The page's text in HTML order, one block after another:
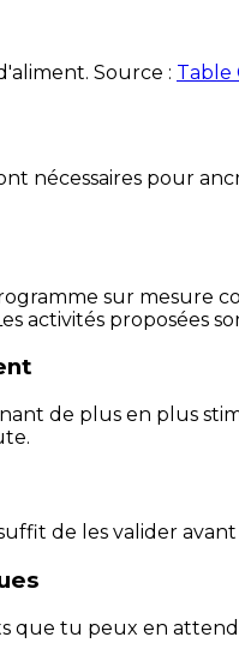
Source : Table
nécessaires pour
sur mesure
activités proposées
de plus en plus
de les valider
que tu peux en